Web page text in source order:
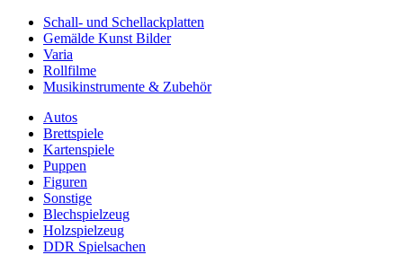
Schall- und Schellackplatten
Gemälde Kunst Bilder
Varia
Rollfilme
Musikinstrumente & Zubehör
Autos
Brettspiele
Kartenspiele
Puppen
Figuren
Sonstige
Blechspielzeug
Holzspielzeug
DDR Spielsachen